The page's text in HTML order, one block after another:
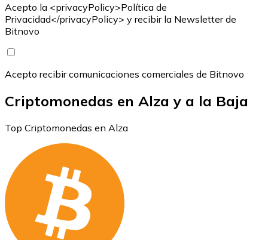
Acepto la <privacyPolicy>Política de
Privacidad</privacyPolicy> y recibir la Newsletter de
Bitnovo
Acepto recibir comunicaciones comerciales de Bitnovo
Criptomonedas en Alza y a la Baja
Top Criptomonedas en Alza